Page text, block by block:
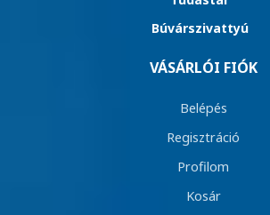
Búvárszivattyú
VÁSÁRLÓI FIÓK
Belépés
Regisztráció
Profilom
Kosár